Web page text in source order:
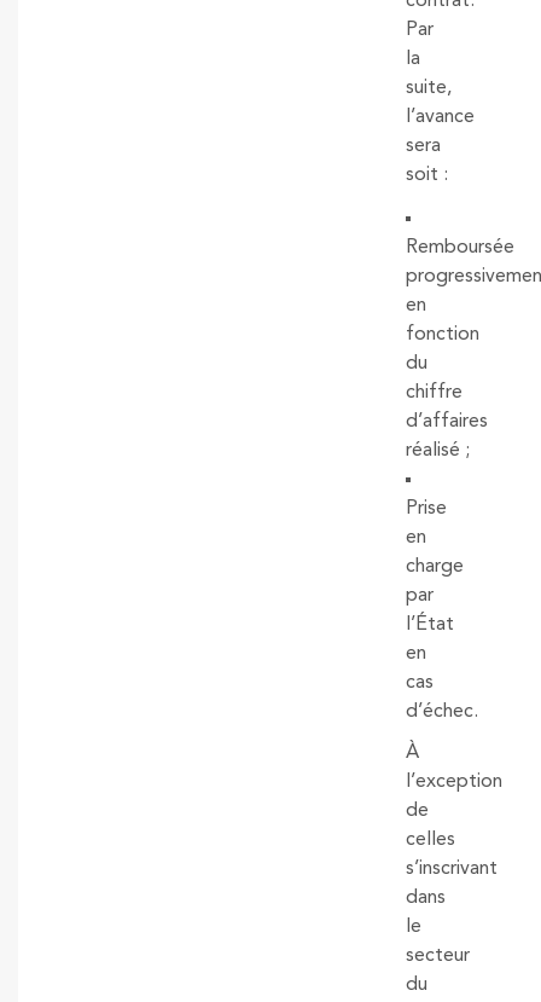
Par
la
suite,
l’avance
sera
soit :
Remboursée
en
fonction
du
chiffre
d’affaires
réalisé ;
Prise
en
charge
par
l’État
en
cas
d’échec.
À
l’exception
de
celles
s’inscrivant
dans
le
secteur
du